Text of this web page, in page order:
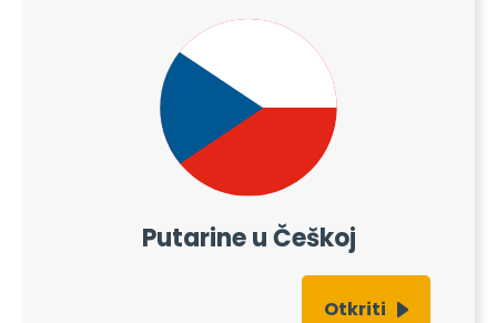
Putarine u Češkoj
Otkriti